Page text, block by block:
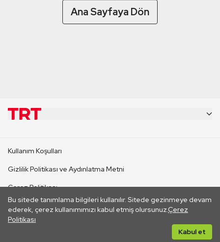
Ana Sayfaya Dön
Bu sitede tanımlama bilgileri kullanılır. Sitede gezinmeye devam
ederek, çerez kullanımımızı kabul etmiş olursunuz.Çerez
Politikası
Kabul et
CANLI YAYINLAR
Kullanım Koşulları
Gizlilik Politikası ve Aydınlatma Metni
Çerez Politikası
İletişim
Her hakkı saklıdır. ©2026 TRT. Bağlantı yoluyla gidilen dış